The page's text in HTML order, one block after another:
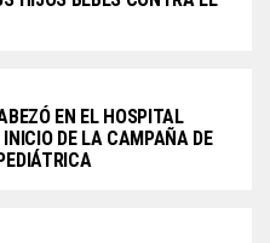
EN EL HOSPITAL
DE LA CAMPAÑA DE